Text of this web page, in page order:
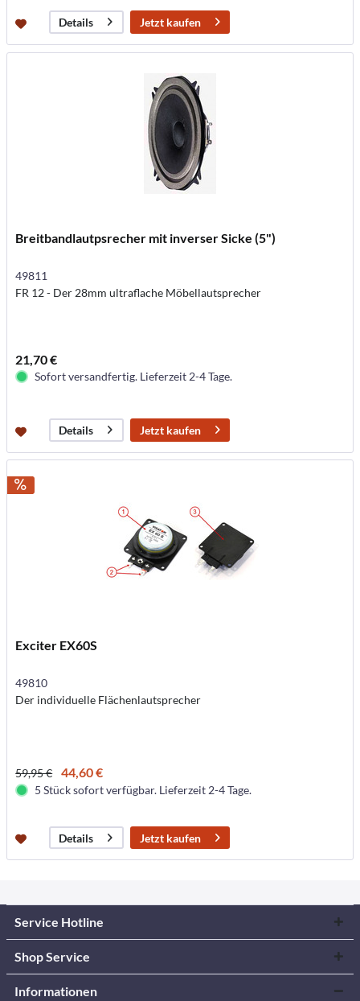
Details Jetzt kaufen
Breitbandlautpsrecher mit inverser Sicke (5")
49811
FR 12 - Der 28mm ultraflache Möbellautsprecher
21,70 €
Sofort versandfertig. Lieferzeit 2-4 Tage.
Details Jetzt kaufen
Exciter EX60S
49810
Der individuelle Flächenlautsprecher
59,95 € 44,60 €
5 Stück sofort verfügbar. Lieferzeit 2-4 Tage.
Details Jetzt kaufen
Service Hotline
Shop Service
Informationen